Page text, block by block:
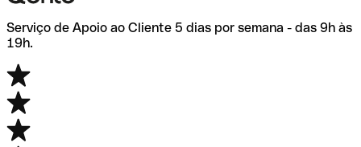
Serviço de Apoio ao Cliente 5 dias por semana - das 9h às
19h.